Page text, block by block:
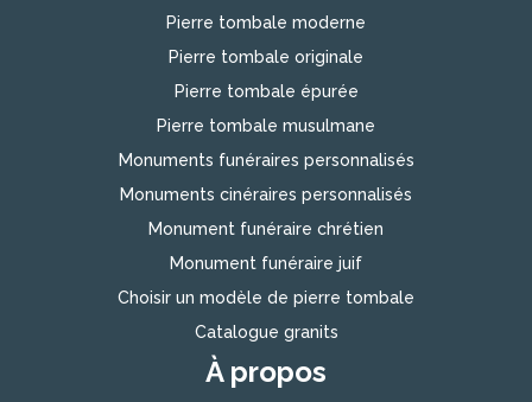
Pierre tombale moderne
Pierre tombale originale
Pierre tombale épurée
Pierre tombale musulmane
Monuments funéraires personnalisés
Monuments cinéraires personnalisés
Monument funéraire chrétien
Monument funéraire juif
Choisir un modèle de pierre tombale
Catalogue granits
À propos